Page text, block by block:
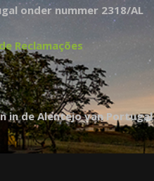
onder nummer 2318/AL
Reclamações
in de Alentejo van Portugal